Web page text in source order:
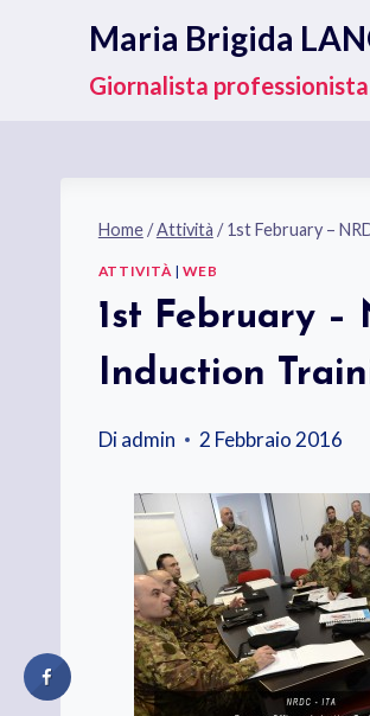
contenuto
Maria Brigida
Giornalista professionista
Home/Attività / 1st February –
ATTIVITÀ|WEB
1st February –
Induction
Diadmin 2 Febbraio 2016